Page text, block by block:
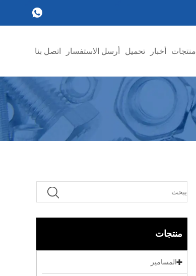
منتجات أخبار تحميل أرسل الاستفسار اتصل بنا
منتجات
المسامير